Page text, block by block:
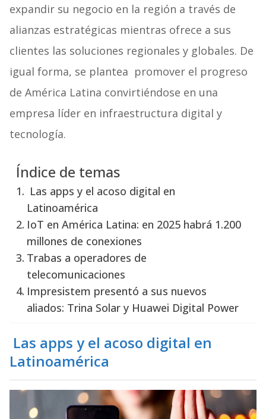
expandir su negocio en la región a través de
alianzas estratégicas mientras ofrece a sus
clientes las soluciones regionales y globales. De
igual forma, se plantea promover el progreso
de América Latina convirtiéndose en una
empresa líder en infraestructura digital y
tecnología.
Índice de temas
Las apps y el acoso digital en
Latinoamérica
IoT en América Latina: en 2025 habrá 1.200
millones de conexiones
Trabas a operadores de
telecomunicaciones
Impresistem presentó a sus nuevos
aliados: Trina Solar y Huawei Digital Power
Las apps y el acoso digital en
Latinoamérica